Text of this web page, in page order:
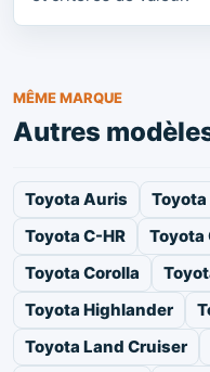
MÊME MARQUE
Autres
Toyota Auris
Toyota C-HR
Toyota
Toyota Corolla
Toyota Highlander
Toyota Land Cruiser